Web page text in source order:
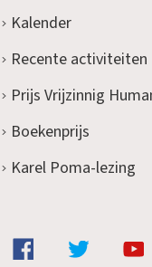
Kalender
Recente activiteiten
Prijs Vrijzinnig
Boekenprijs
Karel Poma-lezing